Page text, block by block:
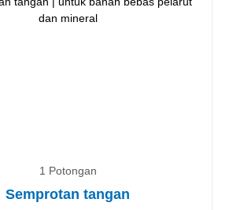
1 Potongan
Semprotan tangan